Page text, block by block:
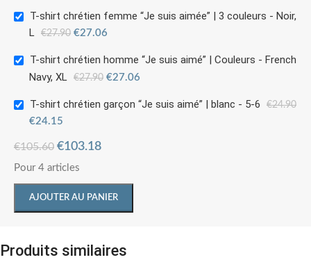
T-shirt chrétien femme “Je suis aimée” | 3 couleurs - Noir,
L
€27.90 €27.06
T-shirt chrétien homme “Je suis aimé” | Couleurs - French
Navy, XL
€27.90 €27.06
T-shirt chrétien garçon “Je suis aimé” | blanc - 5-6 €24.90
€24.15
€105.60 €103.18
Pour 4 articles
AJOUTER AU PANIER
Produits similaires